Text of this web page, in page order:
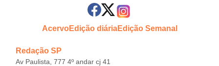
AcervoEdição diáriaEdição Semanal
Redação SP
Av Paulista, 777 4º andar cj 41